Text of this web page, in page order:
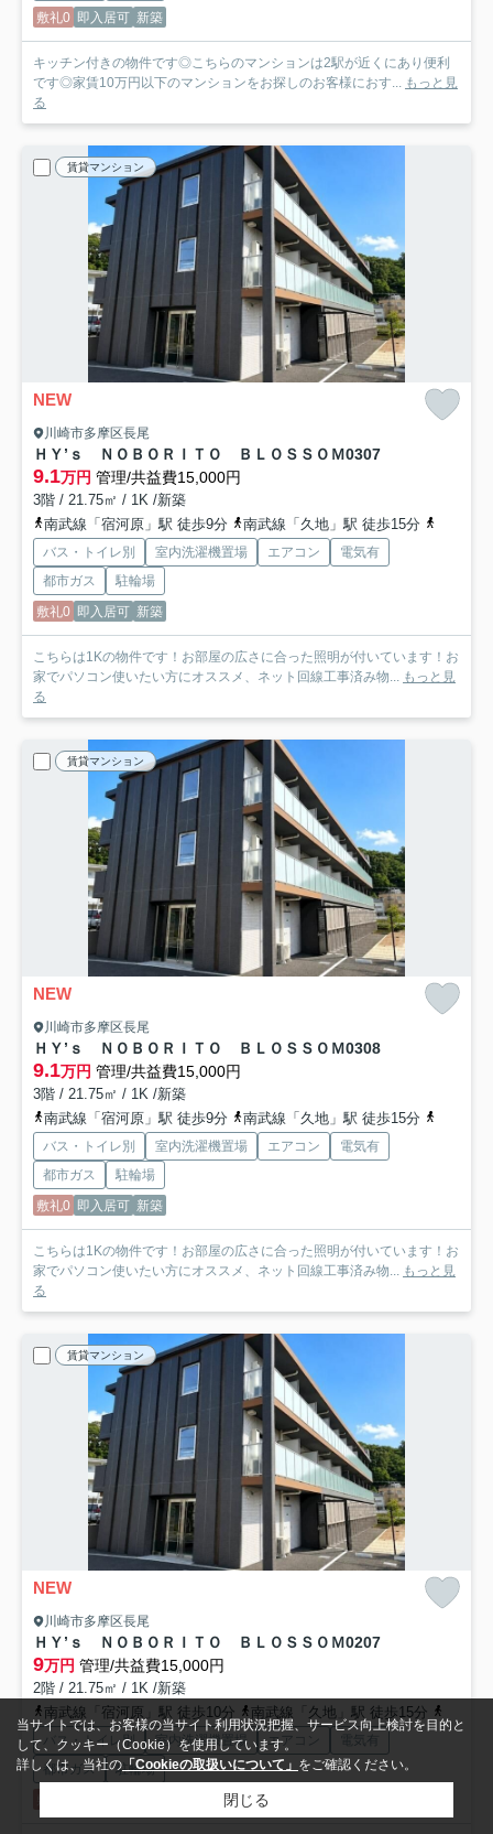
敷礼0 即入居可 新築
キッチン付きの物件です◎こちらのマンションは2駅が近くにあり便利
です◎家賃10万円以下のマンションをお探しのお客様におす...
もっと見
る
賃貸マンション
NEW
川崎市多摩区長尾
ＨＹ’ｓ ＮＯＢＯＲＩＴＯ ＢＬＯＳＳＯＭ0307
9.1万円 管理/共益費15,000円
3階 / 21.75㎡ / 1K /新築
南武線「宿河原」駅 徒歩9分
南武線「久地」駅 徒歩15分
バス・トイレ別 室内洗濯機置場 エアコン
電気有
都市ガス
駐輪場
敷礼0 即入居可 新築
こちらは1Kの物件です！お部屋の広さに合った照明が付いています！お
家でパソコン使いたい方にオススメ、ネット回線工事済み物...
もっと見
る
賃貸マンション
NEW
川崎市多摩区長尾
ＨＹ’ｓ ＮＯＢＯＲＩＴＯ ＢＬＯＳＳＯＭ0308
9.1万円 管理/共益費15,000円
3階 / 21.75㎡ / 1K /新築
南武線「宿河原」駅 徒歩9分
南武線「久地」駅 徒歩15分
バス・トイレ別 室内洗濯機置場 エアコン
電気有
都市ガス
駐輪場
敷礼0 即入居可 新築
こちらは1Kの物件です！お部屋の広さに合った照明が付いています！お
家でパソコン使いたい方にオススメ、ネット回線工事済み物...
もっと見
る
賃貸マンション
NEW
川崎市多摩区長尾
ＨＹ’ｓ ＮＯＢＯＲＩＴＯ ＢＬＯＳＳＯＭ0207
9万円 管理/共益費15,000円
2階 / 21.75㎡ / 1K /新築
南武線「宿河原」駅 徒歩10分
南武線「久地」駅 徒歩15分
バス・トイレ別 室内洗濯機置場 エアコン
電気有
都市ガス
駐輪場
当サイトでは、お客様の当サイト利用状況把握、サービス向上検討を目的と
して、クッキー（Cookie）を使用しています。
詳しくは、当社の 「Cookieの取扱いについて」 をご確認ください。
閉じる